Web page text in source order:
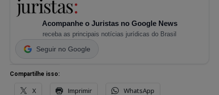
Acompanhe o Juristas no Google News
receba as principais notícias jurídicas do Brasil
Seguir no Google
Compartilhe isso:
X Imprimir WhatsApp